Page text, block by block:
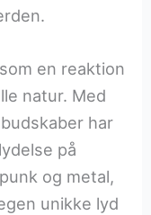
en reaktion
natur. Med
har
på
og metal,
unikke lyd